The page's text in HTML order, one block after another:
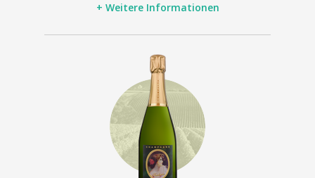
+ Weitere Informationen